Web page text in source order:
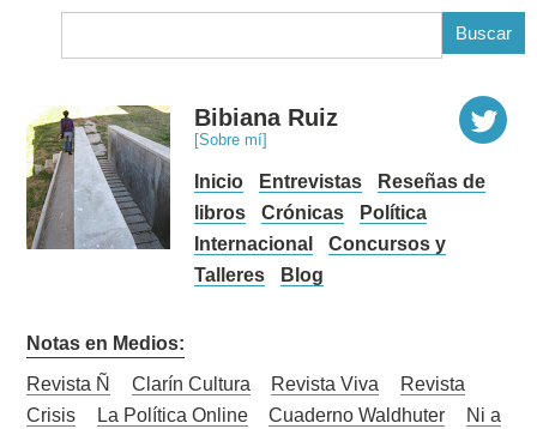
Bibiana Ruiz
[Sobre mí]
Inicio Entrevistas
Reseñas de
libros
Crónicas
Política
Internacional
Concursos y
Talleres
Blog
Notas en Medios:
Revista Ñ
Clarín Cultura Revista Viva
Revista
Crisis
La Política Online Cuaderno Waldhuter
Ni a